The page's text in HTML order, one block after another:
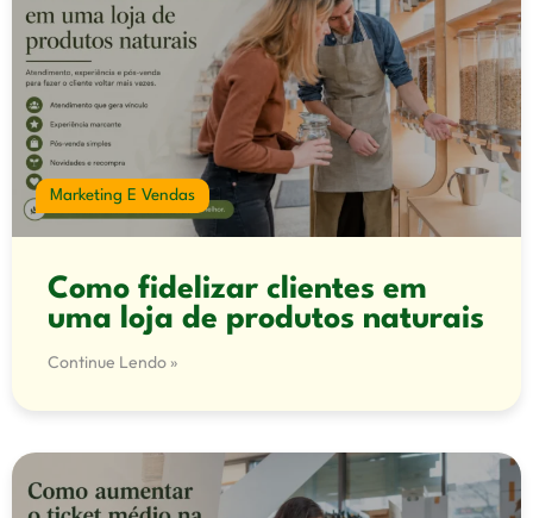
Marketing E Vendas
Como fidelizar clientes em
uma loja de produtos naturais
Continue Lendo »